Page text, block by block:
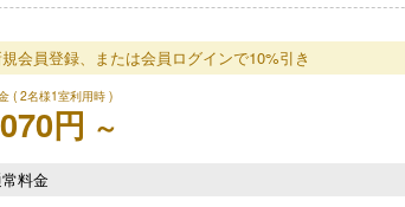
会員登録、または会員ログインで10%引き
( 2名様1室利用時 )
円 ～
料金